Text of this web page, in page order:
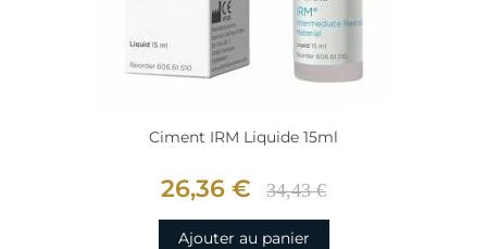
Ciment IRM Liquide 15ml
26,36 € 34,43 €
Ajouter au panier